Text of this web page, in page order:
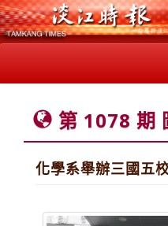
第 1078 期
化學系舉辦三國五